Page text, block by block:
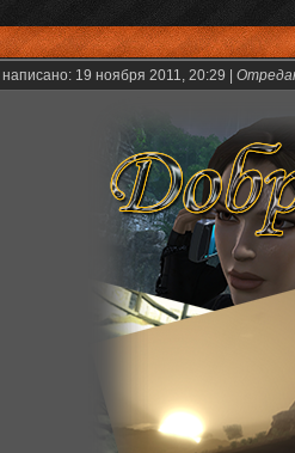
написано: 19 ноября 2011, 20:29 |